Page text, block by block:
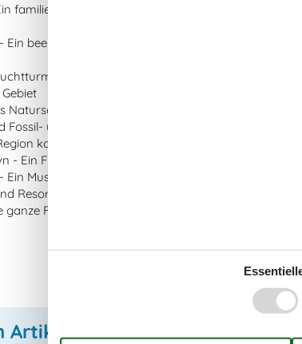
familienfreundlicher Tierpark mit einer Vielzahl von
Ein beeindruckendes Museum, das die Geschichte
- Ein historischer Leuchtturm mit
Naturschutzgebiet, das ideal für Spaziergänge und
Fossil- und Moormuseum - Ein Museum, das sich auf
konzentriert
- Ein Freilichtmuseum, das das Leben der Wikinger
Museum, das die lokale Geschichte und Kultur zeigt
Resort - Ein weltberühmter Vergnügungspark, der
Familie bietet
Artikel über Grärup